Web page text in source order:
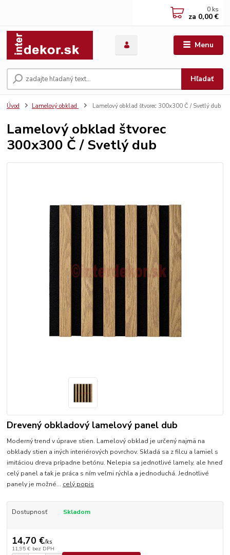
Menu
Hľadať
0 ks
za 0,00 €
Úvod Lamelový obklad Lamelový obklad štvorec 300x300 Č / Svetlý dub
Lamelový obklad štvorec
300x300 Č / Svetlý dub
Drevený obkladový lamelový panel dub
Moderný trend v úprave stien. Lamelový obklad je určený najmä na
obklady stien a iných interiérových povrchov. Skladá sa z filcu a lamiel s
imitáciou dreva prípadne betónu. Nelepia sa jednotlivé lamely, ale hneď
celý panel a tak je práca s ním veľmi rýchla a jednoduchá. Jednotlivé
panely je možné... celý popis
Dostupnosť Skladom
14,70 €/ks
11,95 € bez DPH